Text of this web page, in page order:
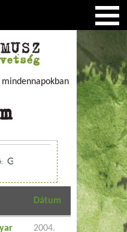
mindennapokban
Dátum
2004.